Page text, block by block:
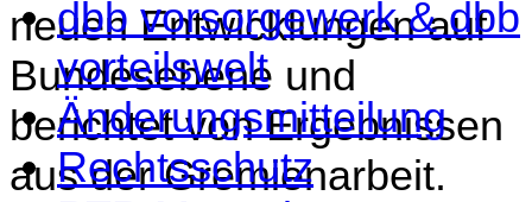
neuen Entwicklungen auf
Bundesebene und
berichtet von Ergebnissen
aus der Gremienarbeit.
dbb vorsorgewerk & dbb
vorteilswelt
Änderungsmitteilung
Rechtsschutz